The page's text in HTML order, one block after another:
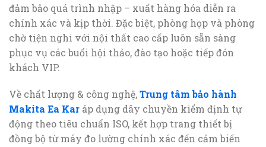
đảm bảo quá trình nhập – xuất hàng hóa diễn ra
chính xác và kịp thời. Đặc biệt, phòng họp và phòng
chờ tiện nghi với nội thất cao cấp luôn sẵn sàng
phục vụ các buổi hội thảo, đào tạo hoặc tiếp đón
khách VIP.
Về chất lượng & công nghệ,Trung tâm bảo hành
Makita Ea Kar áp dụng dây chuyền kiểm định tự
động theo tiêu chuẩn ISO, kết hợp trang thiết bị
đồng bộ từ máy đo lường chính xác đến cảm biến